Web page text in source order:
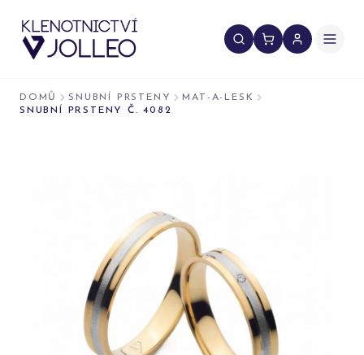
DOMŮ SNUBNÍ PRSTENY
MAT-A-LESK
SNUBNÍ PRSTENY Č. 4082